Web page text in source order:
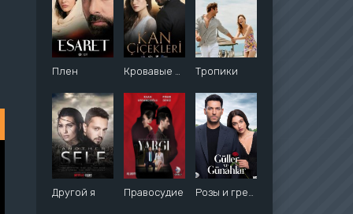
Плен Кровавые цветы Тропики
Другой я Правосудие Розы и грехи